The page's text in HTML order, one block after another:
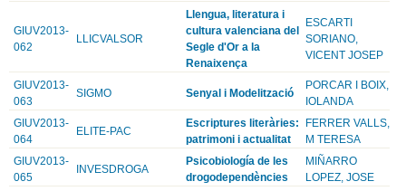
GIUV2013-
062
LLICVALSOR
Llengua, literatura i
cultura valenciana del
Segle d'Or a la
Renaixença
ESCARTI
SORIANO,
VICENT JOSEP
GIUV2013-
063
SIGMO Senyal i Modelització
PORCAR I BOIX,
IOLANDA
GIUV2013-
064
ELITE-PAC
Escriptures literàries:
patrimoni i actualitat
FERRER VALLS,
M TERESA
GIUV2013-
065
INVESDROGA
Psicobiología de les
drogodependències
MIÑARRO
LOPEZ, JOSE